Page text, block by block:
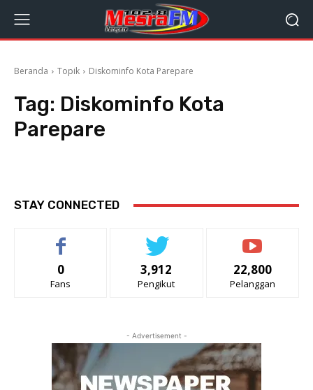
Beranda Topik Diskominfo Kota Parepare
Tag: Diskominfo Kota
Parepare
STAY CONNECTED
0
Fans
3,912
Pengikut
22,800
Pelanggan
- Advertisement -